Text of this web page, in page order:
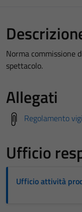
Norma commissione
spettacolo.
Allegati
Regolamento
Ufficio
Ufficio attività